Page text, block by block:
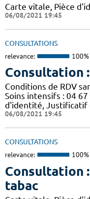
Carte vitale, Pièce
06/08/2021 19:45
CONSULTATIONS
relevance: 100%
Consultation
Conditions de RDV
Soins intensifs : 04
d'identité, Justificatif
06/08/2021 19:45
CONSULTATIONS
relevance: 100%
Consultation
tabac